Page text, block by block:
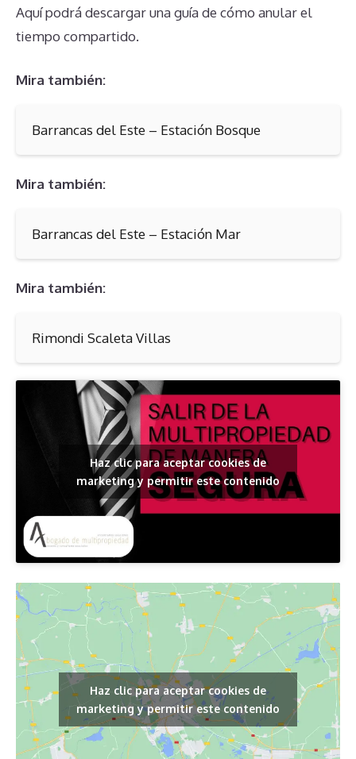
Aquí podrá descargar una guía de cómo anular el
tiempo compartido.
Mira también:
Barrancas del Este – Estación Bosque
Mira también:
Barrancas del Este – Estación Mar
Mira también:
Rimondi Scaleta Villas
Haz clic para aceptar cookies de
marketing y permitir este contenido
Haz clic para aceptar cookies de
marketing y permitir este contenido